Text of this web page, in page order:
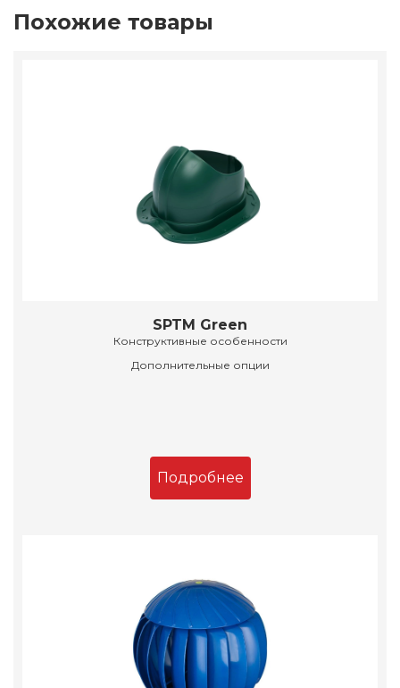
Похожие товары
SPTM Green
Конструктивные особенности
Дополнительные опции
Подробнее